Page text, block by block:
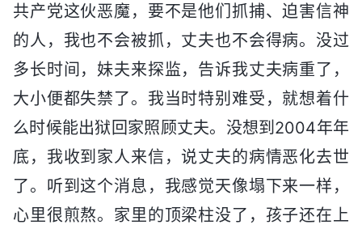
共产党这伙恶魔，要不是他们抓捕、迫害信神
的人，我也不会被抓，丈夫也不会得病。没过
多长时间，妹夫来探监，告诉我丈夫病重了，
大小便都失禁了。我当时特别难受，就想着什
么时候能出狱回家照顾丈夫。没想到2004年年
底，我收到家人来信，说丈夫的病情恶化去世
了。听到这个消息，我感觉天像塌下来一样，
心里很煎熬。家里的顶梁柱没了，孩子还在上